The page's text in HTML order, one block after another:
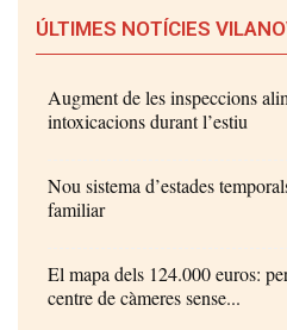
ÚLTIMES NOTÍCIES
Augment de les inspeccions
intoxicacions durant l’estiu
Nou sistema d’estades
familiar
El mapa dels 124.000 euros:
centre de càmeres sense...